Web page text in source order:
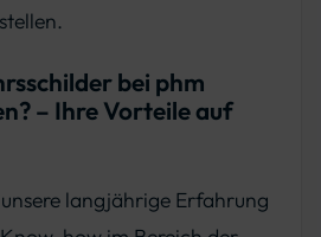
bei phm
– Ihre Vorteile auf
langjährige Erfahrung